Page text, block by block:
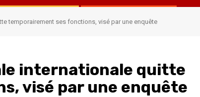
temporairement ses fonctions, visé par une enquête
internationale quitte
visé par une enquête